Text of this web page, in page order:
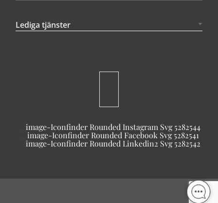
Lediga tjänster